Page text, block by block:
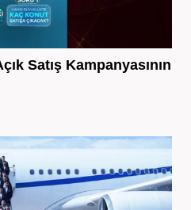
Satış Kampanyasının